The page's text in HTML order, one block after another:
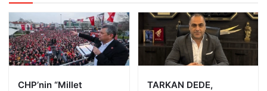
CHP’nin “Millet
TARKAN DEDE,